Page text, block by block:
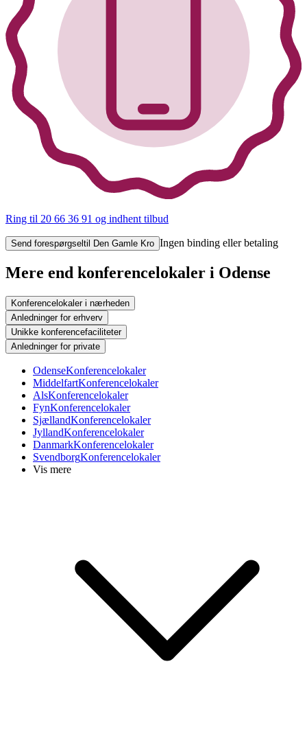
Ring til 20 66 36 91 og indhent tilbud
Send forespørgseltil Den Gamle Kro Ingen binding eller betaling
Mere end konferencelokaler i Odense
Konferencelokaler i nærheden
Anledninger for erhverv
Unikke konferencefaciliteter
Anledninger for private
OdenseKonferencelokaler
MiddelfartKonferencelokaler
AlsKonferencelokaler
FynKonferencelokaler
SjællandKonferencelokaler
JyllandKonferencelokaler
DanmarkKonferencelokaler
SvendborgKonferencelokaler
Vis mere